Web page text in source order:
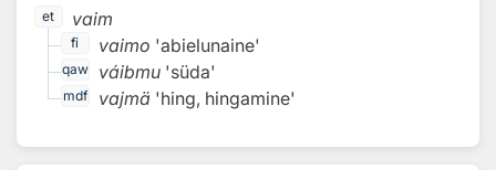
et vaim
fi vaimo 'abielunaine'
qaw váibmu 'süda'
mdf vajmä 'hing, hingamine'